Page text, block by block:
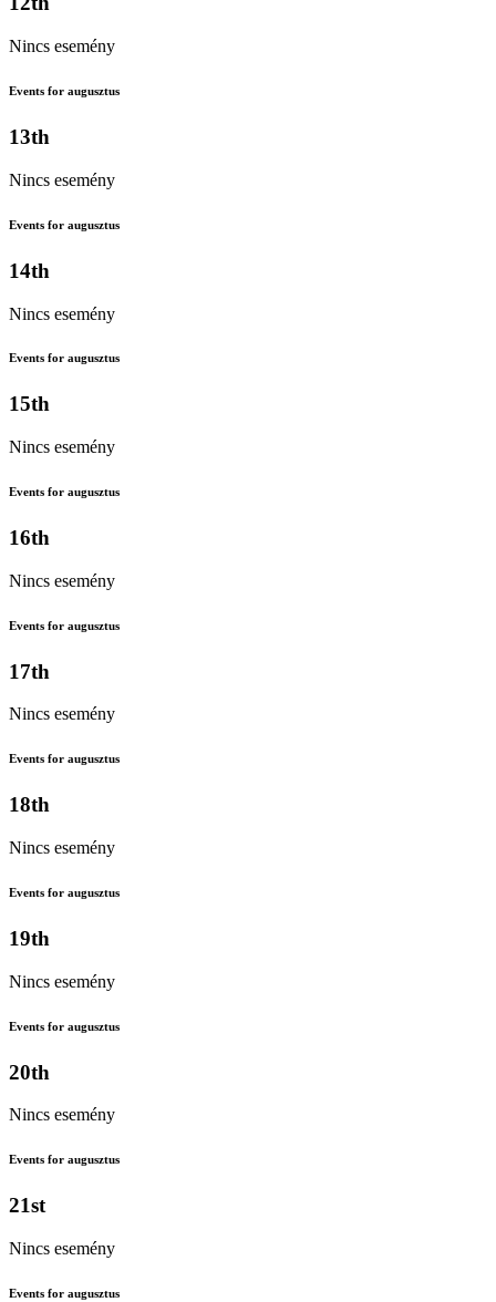
Nincs esemény
Events for augusztus
13th
Nincs esemény
Events for augusztus
14th
Nincs esemény
Events for augusztus
15th
Nincs esemény
Events for augusztus
16th
Nincs esemény
Events for augusztus
17th
Nincs esemény
Events for augusztus
18th
Nincs esemény
Events for augusztus
19th
Nincs esemény
Events for augusztus
20th
Nincs esemény
Events for augusztus
21st
Nincs esemény
Events for augusztus